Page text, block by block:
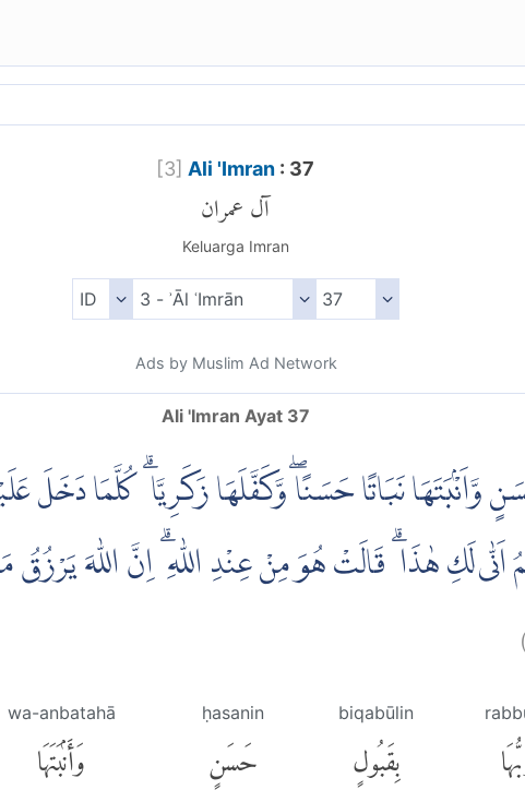
[3] Ali 'Imran : 37
آل عمران
Keluarga Imran
Ads by Muslim Ad Network
Ali 'Imran Ayat 37
وَّاَنْۢبَتَهَا نَبَاتًا حَسَنًاۖ وَّكَفَّلَهَا زَكَرِيَّا ۗ كُلَّمَا دَخَلَ
اَنّٰى لَكِ هٰذَا ۗ قَالَتْ هُوَ مِنْ عِنْدِ اللّٰهِ ۗ اِنَّ اللّٰهَ يَرْزُقُ
biqabūlin
بِقَبُولٍ
ḥasanin
حَسَنٍ
wa-anbatahā
وَأَنۢبَتَهَا